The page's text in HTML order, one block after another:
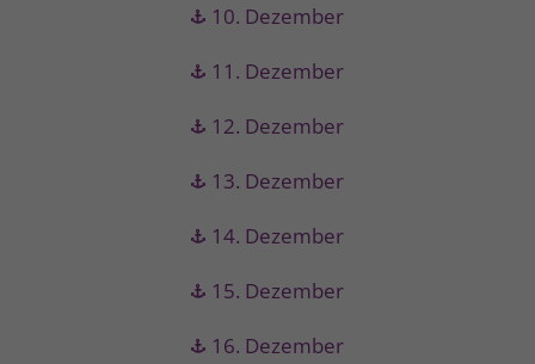
10. Dezember
11. Dezember
12. Dezember
13. Dezember
14. Dezember
15. Dezember
16. Dezember